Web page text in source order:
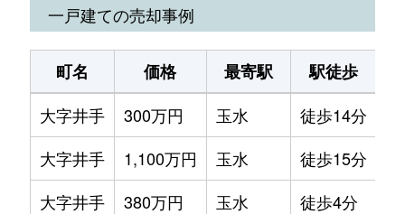
一戸建ての売却事例
町名 価格 最寄駅 駅徒歩
大字井手
300万円 玉水 徒歩14分
大字井手
1,100万円 玉水 徒歩15分
大字井手
380万円 玉水 徒歩4分